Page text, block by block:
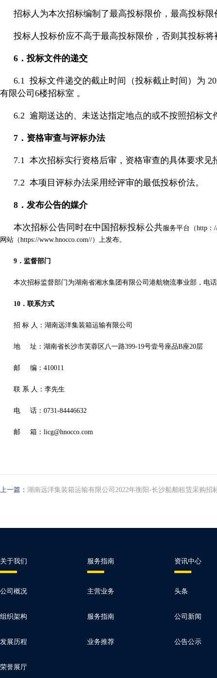
招标人为本次招标编制了最高投标限价，最高投标
投标人投标价应不高于最高投标限价，否则其投标将
6．投标文件的递交
6.1 投标文件递交的截止时间（投标截止时间）为
有限公司6楼招标室 。
6.2 逾期送达的、未送达指定地点的或不按照招标
7．资格审查与评标办法
7.1 本次招标实行资格后审，资格审查的具体要求见
7.2 本项目评标办法采用经评审的最低投标价法。
8．发布公告的媒介
本次招标公告同时在中国招标投标公共服务平台（http：
网站（https://www.hnocco.com//）上发布。
9．监督部门
本次招标监督部门为湖南省湘水集团有限公司港航物流事业部，电话
10．联系方式
招 标 人：湖南远洋集装箱运输有限公司
地 址：湖南省长沙市芙蓉区八一路399-19号壹号座品B座20层
邮 编：410011
联 系 人：李先生
电 话：0731-84446632
邮 箱：licg@hnocco.com
上一篇： 湖南远洋集装箱运输有限公司2022年衡阳-长沙船舶租赁采购招
关于我们 服务指南 资讯中心
公司概况 主营业务 头条
组织架构 服务指南 公司新闻
发展历程 业务推荐 公告公示
荣誉展厅